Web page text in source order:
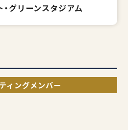
グリーンスタジアム
ィングメンバー